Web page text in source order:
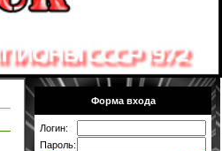
Форма входа
Логин:
Пароль: